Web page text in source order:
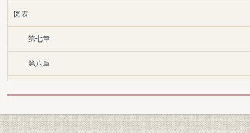
図表
第七章
第八章
第一〇章